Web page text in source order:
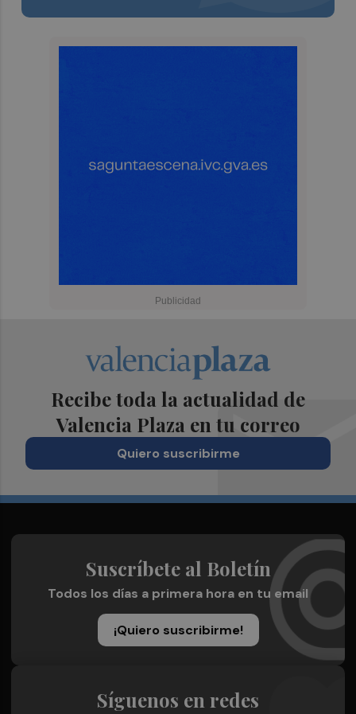
Recibe toda la actualidad de
Valencia Plaza en tu correo
Quiero suscribirme
Suscríbete al Boletín
Todos los días a primera hora en tu email
¡Quiero suscribirme!
Síguenos en redes